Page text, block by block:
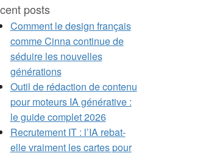
posts
Comment le design français
comme Cinna continue de
séduire les nouvelles
générations
Outil de rédaction de contenu
pour moteurs IA générative :
le guide complet 2026
Recrutement IT : l’IA rebat-
elle vraiment les cartes pour